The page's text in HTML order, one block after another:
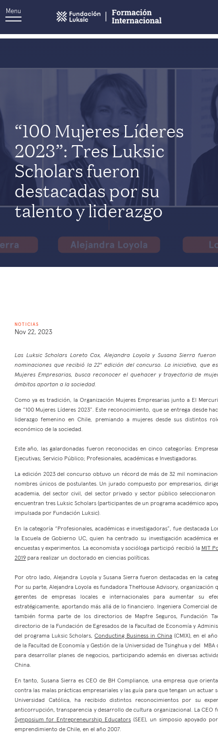
Menu
Etiqueta:100 Women Leaders
“100 Mujeres Líderes
2023”: Tres Luksic
Scholars fueron
destacadas por su
talento y liderazgo
NOTICIAS
Nov 22, 2023
Las Luksic Scholars Loreto Cox, Alejandra Loyola y Susana Sierra
nominaciones que recibió la 22° edición del concurso. La iniciativa, que
Mujeres Empresarias, busca reconocer el quehacer y trayectoria de
ámbitos aportan a la sociedad.
Como ya es tradición, la Organización Mujeres Empresarias junto a El
de “100 Mujeres Líderes 2023”. Este reconocimiento, que se entrega desde
liderazgo femenino en Chile, premiando a mujeres desde sus distintos
económico de la sociedad.
Este año, las galardonadas fueron reconocidas en cinco categorías:
Ejecutivas; Servicio Público; Profesionales, académicas e Investigadoras.
La edición 2023 del concurso obtuvo un récord de más de 32 mil
nombres únicos de postulantes. Un jurado compuesto por empresarios,
academia, del sector civil, del sector privado y sector público seleccionaron
encuentran tres Luksic Scholars (participantes de un programa académico
impulsada por Fundación Luksic).
En la categoría “Profesionales, académicas e investigadoras”, fue destacada
la Escuela de Gobierno UC, quien ha centrado su investigación académica
encuestas y experimentos. La economista y socióloga participó recibió la MIT
2019 para realizar un doctorado en ciencias políticas.
Por otro lado, Alejandra Loyola y Susana Sierra fueron destacadas en la
Por su parte, Alejandra Loyola es fundadora TheHouse Advisory, organización
gerentes de empresas locales e internacionales para aumentar su
estratégicamente, aportando más allá de lo financiero. Ingeniera Comercial
también forma parte de los directorios de Mapfre Seguros, Fundación
directorio de la Fundación de Egresados de la Facultad de Economía y
del programa Luksic Scholars,Conducting Business in China(CMIX), en el
de la Facultad de Economía y Gestión de la Universidad de Tsinghua y del
para desarrollar planes de negocios, participando además en diversas
China.
En tanto, Susana Sierra es CEO de BH Compliance, una empresa que
contra las malas prácticas empresariales y las guía para que tengan un actuar
Universidad Católica, ha recibido distintos reconocimientos por su
anticorrupción, transparencia y desarrollo de cultura organizacional. La CEO
Symposium for Entrepreneurship Educators (SEE), un simposio apoyado
emprendimiento de Chile, en el año 2007.